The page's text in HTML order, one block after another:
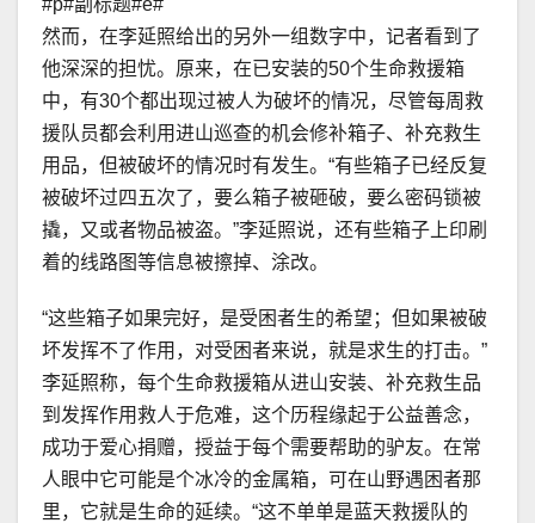
#p#副标题#e#
然而，在李延照给出的另外一组数字中，记者看到了
他深深的担忧。原来，在已安装的50个生命救援箱
中，有30个都出现过被人为破坏的情况，尽管每周救
援队员都会利用进山巡查的机会修补箱子、补充救生
用品，但被破坏的情况时有发生。“有些箱子已经反复
被破坏过四五次了，要么箱子被砸破，要么密码锁被
撬，又或者物品被盗。”李延照说，还有些箱子上印刷
着的线路图等信息被擦掉、涂改。
“这些箱子如果完好，是受困者生的希望；但如果被破
坏发挥不了作用，对受困者来说，就是求生的打击。”
李延照称，每个生命救援箱从进山安装、补充救生品
到发挥作用救人于危难，这个历程缘起于公益善念，
成功于爱心捐赠，授益于每个需要帮助的驴友。在常
人眼中它可能是个冰冷的金属箱，可在山野遇困者那
里，它就是生命的延续。“这不单单是蓝天救援队的